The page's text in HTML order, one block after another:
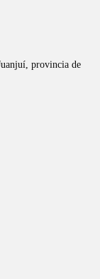
provincia de